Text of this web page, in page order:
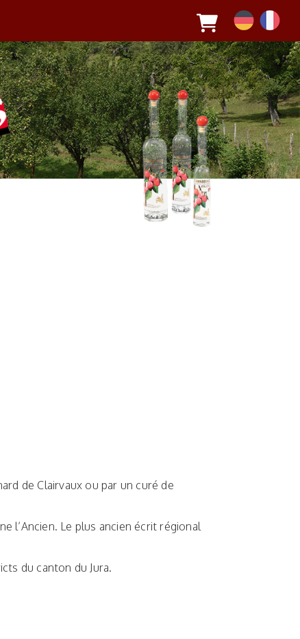
de Clairvaux ou par un curé de
l’Ancien. Le plus ancien écrit régional
du canton du Jura.